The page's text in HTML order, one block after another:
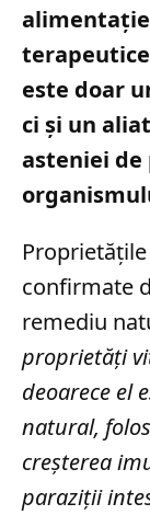
este doar
ci și un
asteniei
confirmate
remediu
proprietăţi
deoarece el
natural,
creşterea
paraziţii